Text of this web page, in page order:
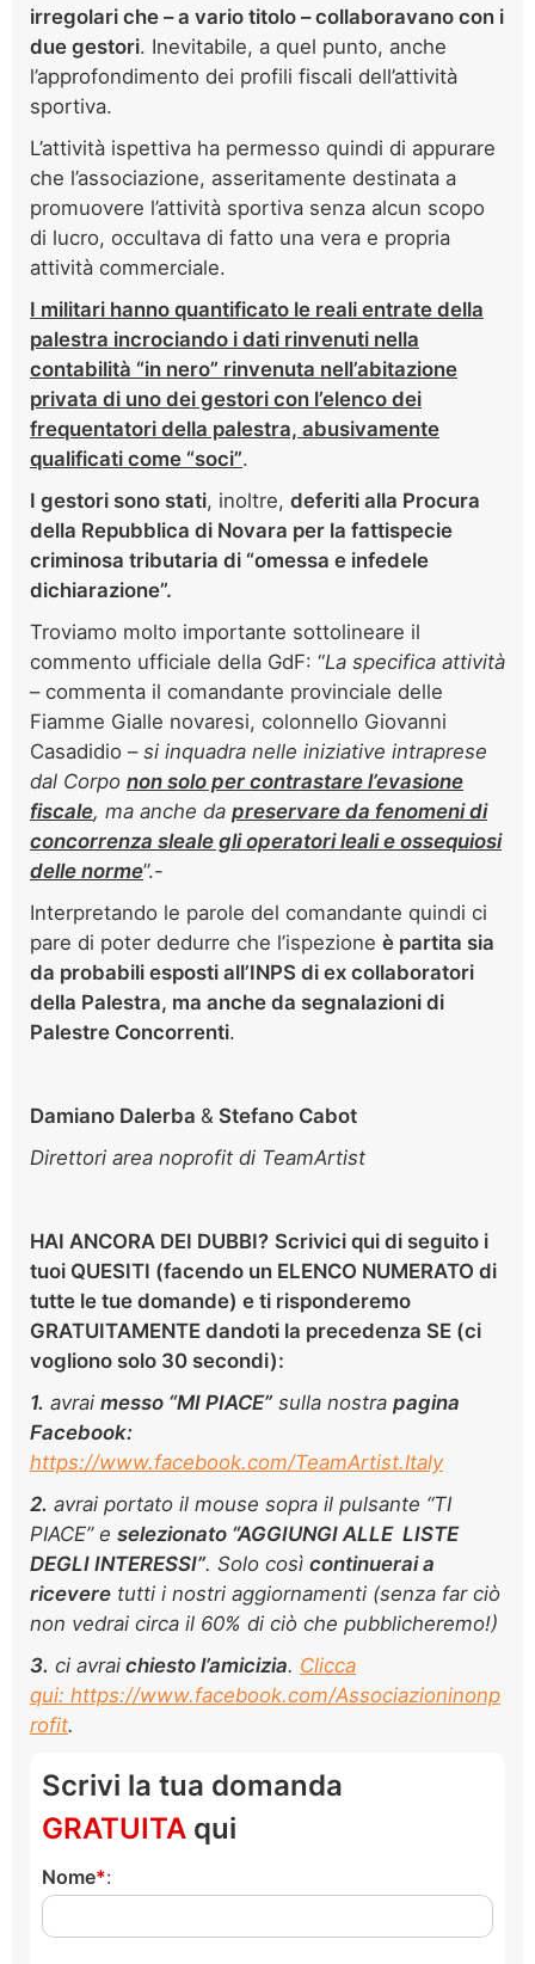
irregolari che – a vario titolo – collaboravano con i
due gestori. Inevitabile, a quel punto, anche
l’approfondimento dei profili fiscali dell’attività
sportiva.
L’attività ispettiva ha permesso quindi di appurare
che l’associazione, asseritamente destinata a
promuovere l’attività sportiva senza alcun scopo
di lucro, occultava di fatto una vera e propria
attività commerciale.
I militari hanno quantificato le reali entrate della
palestra incrociando i dati rinvenuti nella
contabilità “in nero” rinvenuta nell’abitazione
privata di uno dei gestori con l’elenco dei
frequentatori della palestra, abusivamente
qualificati come “soci”.
I gestori sono stati, inoltre, deferiti alla Procura
della Repubblica di Novara per la fattispecie
criminosa tributaria di “omessa e infedele
dichiarazione”.
Troviamo molto importante sottolineare il
commento ufficiale della GdF: “La specifica attività
– commenta il comandante provinciale delle
Fiamme Gialle novaresi, colonnello Giovanni
Casadidio – si inquadra nelle iniziative intraprese
dal Corpo non solo per contrastare l’evasione
fiscale, ma anche da preservare da fenomeni di
concorrenza sleale gli operatori leali e ossequiosi
delle norme”.-
Interpretando le parole del comandante quindi ci
pare di poter dedurre che l’ispezione è partita sia
da probabili esposti all’INPS di ex collaboratori
della Palestra, ma anche da segnalazioni di
Palestre Concorrenti.
Damiano Dalerba & Stefano Cabot
Direttori area noprofit di TeamArtist
HAI ANCORA DEI DUBBI? Scrivici qui di seguito i
tuoi QUESITI (facendo un ELENCO NUMERATO di
tutte le tue domande) e ti risponderemo
GRATUITAMENTE dandoti la precedenza SE (ci
vogliono solo 30 secondi):
1. avrai messo “MI PIACE” sulla nostra pagina
Facebook:
https://www.facebook.com/TeamArtist.Italy
2. avrai portato il mouse sopra il pulsante “TI
PIACE” e selezionato “AGGIUNGI ALLE LISTE
DEGLI INTERESSI”. Solo così continuerai a
ricevere tutti i nostri aggiornamenti (senza far ciò
non vedrai circa il 60% di ciò che pubblicheremo!)
3. ci avrai chiesto l’amicizia. Clicca
qui: https://www.facebook.com/Associazioninonp
rofit.
Scrivi la tua domanda
GRATUITA qui
Nome :